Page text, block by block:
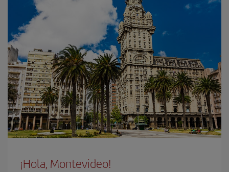
¡Hola, Montevideo!